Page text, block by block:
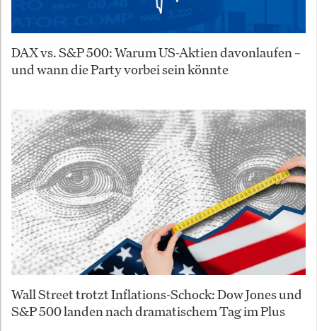
DAX vs. S&P 500: Warum US-Aktien davonlaufen –
und wann die Party vorbei sein könnte
Wall Street trotzt Inflations-Schock: Dow Jones und
S&P 500 landen nach dramatischem Tag im Plus